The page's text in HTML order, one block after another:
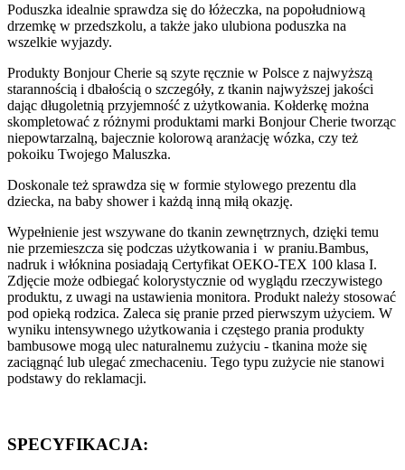
Poduszka idealnie sprawdza się do łóżeczka, na popołudniową
drzemkę w przedszkolu, a także jako ulubiona poduszka na
wszelkie wyjazdy.
Produkty Bonjour Cherie są szyte ręcznie w Polsce z najwyższą
starannością i dbałością o szczegóły, z tkanin najwyższej jakości
dając długoletnią przyjemność z użytkowania. Kołderkę można
skompletować z różnymi produktami marki Bonjour Cherie tworząc
niepowtarzalną, bajecznie kolorową aranżację wózka, czy też
pokoiku Twojego Maluszka.
Doskonale też sprawdza się w formie stylowego prezentu dla
dziecka, na baby shower i każdą inną miłą okazję.
Wypełnienie jest wszywane do tkanin zewnętrznych, dzięki temu
nie przemieszcza się podczas użytkowania i w praniu.Bambus,
nadruk i włóknina posiadają Certyfikat OEKO-TEX 100 klasa I.
Zdjęcie może odbiegać kolorystycznie od wyglądu rzeczywistego
produktu, z uwagi na ustawienia monitora. Produkt należy stosować
pod opieką rodzica. Zaleca się pranie przed pierwszym użyciem. W
wyniku intensywnego użytkowania i częstego prania produkty
bambusowe mogą ulec naturalnemu zużyciu - tkanina może się
zaciągnąć lub ulegać zmechaceniu. Tego typu zużycie nie stanowi
podstawy do reklamacji.
SPECYFIKACJA: